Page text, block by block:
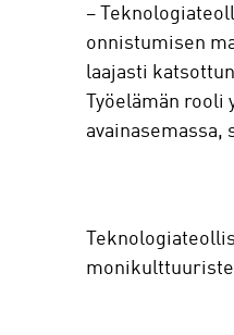
–
onnistumisen
laajasti
Työelämän
avainasemassa,